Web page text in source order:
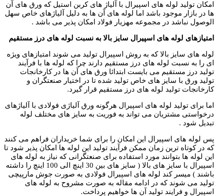
امکان تولید لوله های اسپیرال با آلیاژ های کربن استیل که ورق های آن
ها در بازار موجود باشد اما لوله های آن ها به دلیل آلیاژهای خاص سهل
الوصول نباشد در مجموعه مهزیار فولاد امکان پذیر می باشد .
امتیازهای لوله های اسپیرال سایز بالا به نسبت لوله های درز مستقیم
لوله های سایز بالا که به روش اسپیرال تولید می شوند امتیازهای ویژه
ای را به نسبت لوله های درز مستقیم دارند چرا که لوله ها با فرآیند
تولید درز مستقیم می بایست ابتدائا ورق های آن ها در کارخانجات
تولید ورق با سایز های خاص تولید شده تا در اختیار صنعتگران و
کارخانجات تولید لوله های درز مستقیم قرار گیرد.
اما برای تولید لوله های اسپیرال هرگونه ورق آلیاژی فولادی با آلیاژهای
درخواستی مشتریان می تواند به فوریت به سایز های مختلف لوله
تبدیل شود .
پس لوله های اسپیرال این امکان را برای شما خریداران فراهم می کنند
که در کوتاه ترین زمان ممکن فرآیند تولید این لوله ها امکان پذیر شود تا
این لوله ها بتوانند مورد استفاده برای صنعتگرانی که نیاز به لوله های
اسپیرال با سایز های بالا ( سایز های بین 30 اینچ الی 100 اینچ را داشته
باشند ) میسر کند لوله های اسپیرال فولادی به صورت جوش مارپیچی
تولید می شوند که در ادامه مقاله به صورت مشروح به لوله های
اسپیرال و فرایند تولید آن ها خواهیم پرداخت.